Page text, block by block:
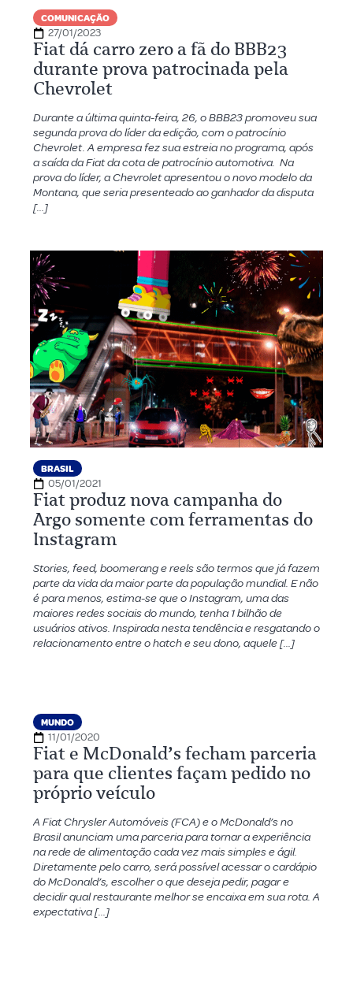
COMUNICAÇÃO
27/01/2023
Fiat dá carro zero a fã do BBB23
durante prova patrocinada pela
Chevrolet
Durante a última quinta-feira, 26, o BBB23 promoveu sua
segunda prova do líder da edição, com o patrocínio
Chevrolet. A empresa fez sua estreia no programa, após
a saída da Fiat da cota de patrocínio automotiva. Na
prova do líder, a Chevrolet apresentou o novo modelo da
Montana, que seria presenteado ao ganhador da disputa
[…]
BRASIL
05/01/2021
Fiat produz nova campanha do
Argo somente com ferramentas do
Instagram
Stories, feed, boomerang e reels são termos que já fazem
parte da vida da maior parte da população mundial. E não
é para menos, estima-se que o Instagram, uma das
maiores redes sociais do mundo, tenha 1 bilhão de
usuários ativos. Inspirada nesta tendência e resgatando o
relacionamento entre o hatch e seu dono, aquele […]
MUNDO
11/01/2020
Fiat e McDonald’s fecham parceria
para que clientes façam pedido no
próprio veículo
A Fiat Chrysler Automóveis (FCA) e o McDonald’s no
Brasil anunciam uma parceria para tornar a experiência
na rede de alimentação cada vez mais simples e ágil.
Diretamente pelo carro, será possível acessar o cardápio
do McDonald’s, escolher o que deseja pedir, pagar e
decidir qual restaurante melhor se encaixa em sua rota. A
expectativa […]